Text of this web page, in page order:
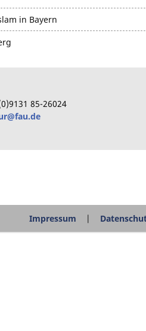
in Bayern
85-26024
Impressum